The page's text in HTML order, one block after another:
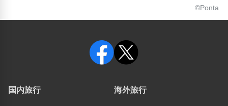
©Ponta
国内旅行 海外旅行